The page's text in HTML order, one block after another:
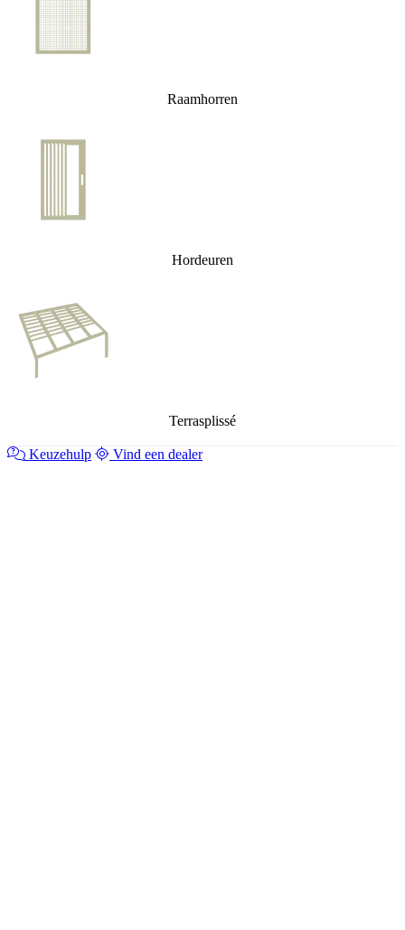
Raamhorren
Hordeuren
Terrasplissé
Keuzehulp Vind een dealer